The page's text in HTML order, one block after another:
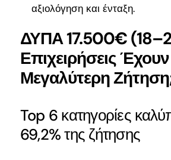
αξιολόγηση και ένταξη.
ΔΥΠΑ 17.500€
Επιχειρήσεις
Μεγαλύτερη
Top 6 κατηγορίες
69,2% της ζήτησης